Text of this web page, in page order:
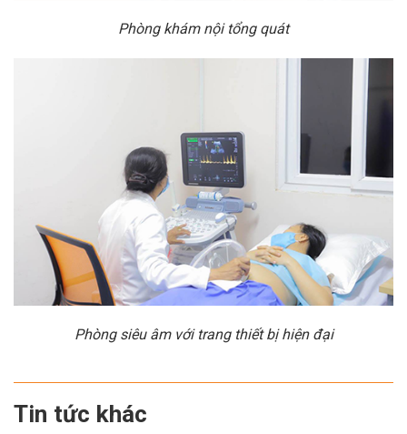
Phòng khám nội tổng quát
Phòng siêu âm với trang thiết bị hiện đại
Tin tức khác